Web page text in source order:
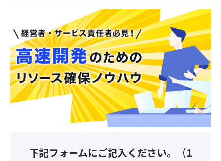
下記フォームにご記入ください。（1